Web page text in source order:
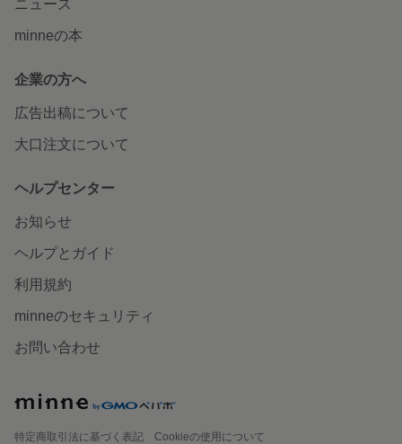
ニュース
minneの本
企業の方へ
広告出稿について
大口注文について
ヘルプセンター
お知らせ
ヘルプとガイド
利用規約
minneのセキュリティ
お問い合わせ
特定商取引法に基づく表記
Cookieの使用について